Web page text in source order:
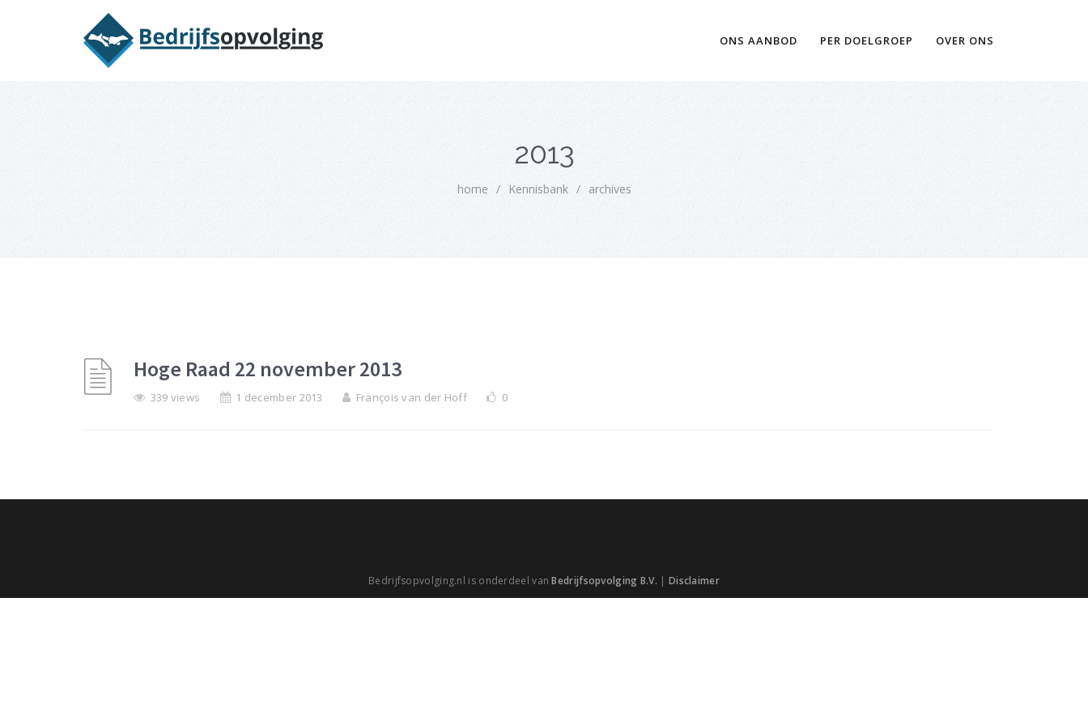
ONS AANBOD PER DOELGROEP OVER ONS
2013
home / Kennisbank / archives
Hoge Raad 22 november 2013
339 views 1 december 2013 François van der Hoff 0
Bedrijfsopvolging.nl is onderdeel vanBedrijfsopvolging B.V. | Disclaimer
Oriëntatiememo bedrijfsopvolging voor fiscaal juridisch advies